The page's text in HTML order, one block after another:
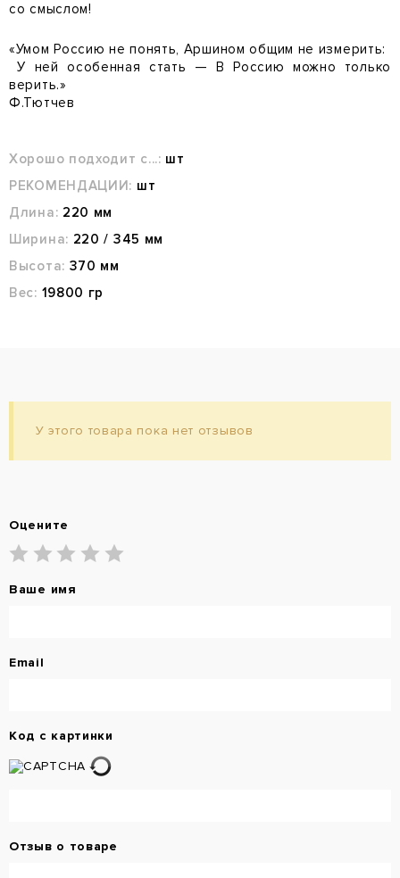
со смыслом!
«Умом Россию не понять, Аршином общим не измерить:
У ней особенная стать — В Россию можно только
верить.»
Ф.Тютчев
Хорошо подходит с...: шт
РЕКОМЕНДАЦИИ: шт
Длина: 220 мм
Ширина: 220 / 345 мм
Высота: 370 мм
Вес: 19800 гр
У этого товара пока нет отзывов
Оцените
Ваше имя
Email
Код с картинки
Отзыв о товаре